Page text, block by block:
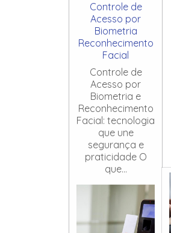
Controle de
Acesso por
Biometria
Reconhecimento
Facial
Controle de
Acesso por
Biometria e
Reconhecimento
Facial: tecnologia
que une
segurança e
praticidade O
que...